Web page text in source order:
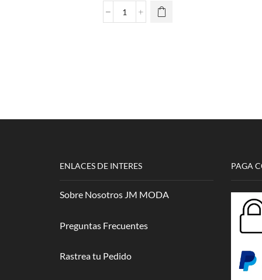
Playera
ENLACES DE INTERES
Sobre Nosotros JM MODA
Preguntas Frecuentes
Rastrea tu Pedido
PAGA